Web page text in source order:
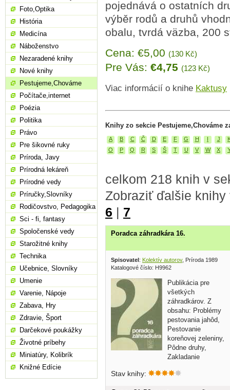
pojednává o ostatních
výběr rodů a druhů
obalu, tvrdá väzba, 200
Cena: €5,00 (130 Kč)
Pre Vás: €4,75 (123 Kč)
Viac informácií o knihe Kaktusy
Knihy zo sekcie Pestujeme,Chováme
A B C Č D E F G H I J
O
P Q R S Š T U V W X
celkom 218 knih v
Zobraziť ďalšie
6 | 7
Poradca záhradkára 16.
Spisovatel: Kolektív autorov, Príroda 1989
Katalogové číslo: H9962
Publikácia pre
všetkých
záhradkárov. Z
obsahu: Problémy
pestovania jahôd,
Pestovanie
koreňovej zeleniny,
Pôdne druhy,
Zakladanie
Stav knihy:
Foto,Optika
História
Medicína
Náboženstvo
Nezaradené knihy
Nové knihy
Pestujeme,Chováme
Počítače,internet
Poézia
Politika
Právo
Pre šikovné ruky
Príroda, Javy
Prírodná lekáreň
Prírodné vedy
Príručky,Slovníky
Rodičovstvo, Pedagogika
Sci - fi, fantasy
Spoločenské vedy
Starožitné knihy
Technika
Učebnice, Slovníky
Umenie
Varenie, Nápoje
Zabava, Hry
Zdravie, Šport
Darčekové poukážky
Životné príbehy
Miniatúry, Kolibrík
Knižné Edície